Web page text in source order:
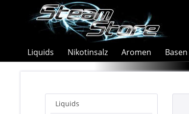
Liquids Nikotinsalz Aromen Basen
Liquids